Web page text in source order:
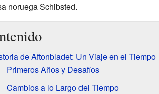
noruega Schibsted.
de Aftonbladet: Un Viaje en el Tiempo
Primeros Años y Desafíos
Cambios a lo Largo del Tiempo